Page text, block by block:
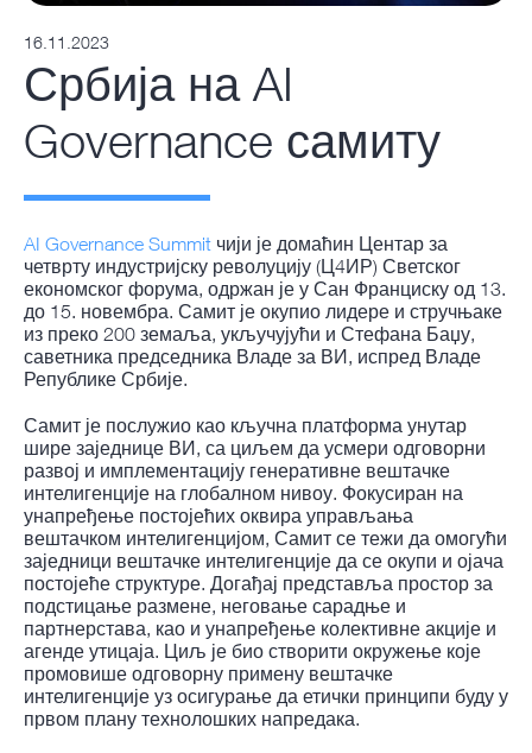
16.11.2023
Србија на AI
Governance самиту
AI Governance Summit чији је домаћин Центар за
четврту индустријску револуцију (Ц4ИР) Светског
економског форума, одржан је у Сан Франциску од 13.
до 15. новембра. Самит је окупио лидере и стручњаке
из преко 200 земаља, укључујући и Стефана Баџу,
саветника председника Владе за ВИ, испред Владе
Републике Србије.
Самит је послужио као кључна платформа унутар
шире заједнице ВИ, са циљем да усмери одговорни
развој и имплементацију генеративне вештачке
интелигенције на глобалном нивоу. Фокусиран на
унапређење постојећих оквира управљања
вештачком интелигенцијом, Самит се тежи да омогући
заједници вештачке интелигенције да се окупи и ојача
постојеће структуре. Догађај представља простор за
подстицање размене, неговање сарадње и
партнерстава, као и унапређење колективне акције и
агенде утицаја. Циљ је био створити окружење које
промовише одговорну примену вештачке
интелигенције уз осигурање да етички принципи буду у
првом плану технолошких напредака.